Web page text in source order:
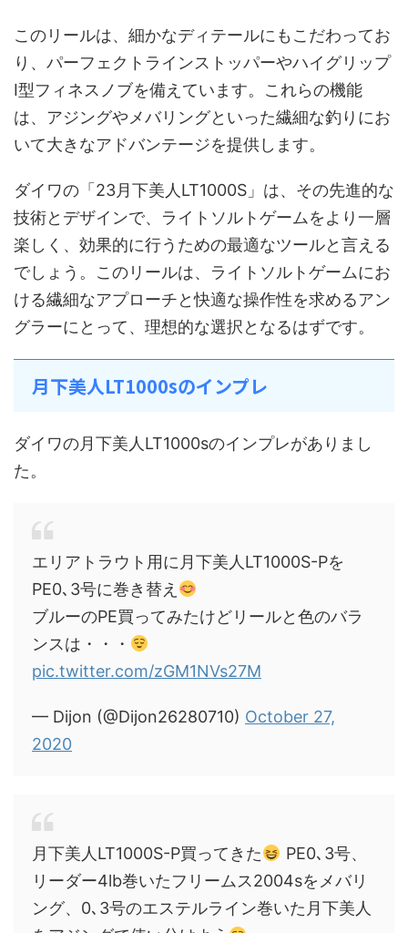
このリールは、細かなディテールにもこだわってお
り、パーフェクトラインストッパーやハイグリップ
I型フィネスノブを備えています。これらの機能
は、アジングやメバリングといった繊細な釣りにお
いて大きなアドバンテージを提供します。
ダイワの「23月下美人LT1000S」は、その先進的な
技術とデザインで、ライトソルトゲームをより一層
楽しく、効果的に行うための最適なツールと言える
でしょう。このリールは、ライトソルトゲームにお
ける繊細なアプローチと快適な操作性を求めるアン
グラーにとって、理想的な選択となるはずです。
月下美人LT1000sのインプレ
ダイワの月下美人LT1000sのインプレがありまし
た。
エリアトラウト用に月下美人LT1000S-Pを
PE0､3号に巻き替え
ブルーのPE買ってみたけどリールと色のバラ
ンスは・・・
pic.twitter.com/zGM1NVs27M
— Dijon (@Dijon26280710) October 27,
2020
月下美人LT1000S-P買ってきた
PE0､3号、
リーダー4lb巻いたフリームス2004sをメバリ
ング、0､3号のエステルライン巻いた月下美人